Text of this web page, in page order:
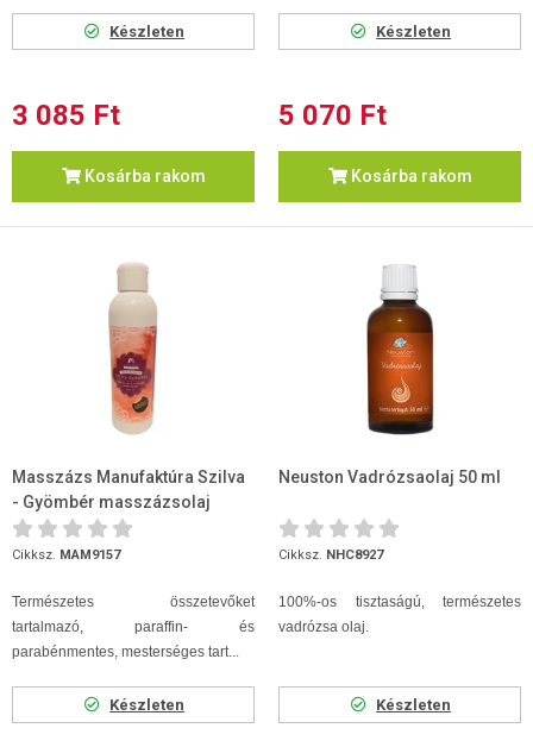
Készleten
3 085 Ft
Kosárba rakom
Készleten
5 070 Ft
Kosárba rakom
Masszázs Manufaktúra Szilva
- Gyömbér masszázsolaj
1000ml
Cikksz. MAM9157
Természetes összetevőket
tartalmazó, paraffin- és
parabénmentes, mesterséges tart...
Készleten
Neuston Vadrózsaolaj 50 ml
Cikksz. NHC8927
100%-os tisztaságú, természetes
vadrózsa olaj.
Készleten